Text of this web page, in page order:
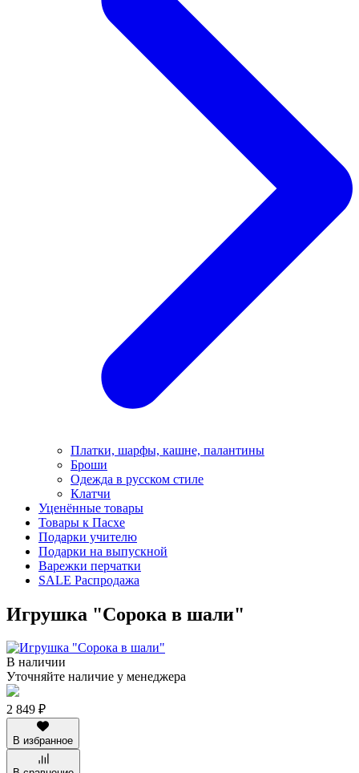
Платки, шарфы, кашне, палантины
Броши
Одежда в русском стиле
Клатчи
Уценённые товары
Товары к Пасхе
Подарки учителю
Подарки на выпускной
Варежки перчатки
SALE Распродажа
Игрушка "Сорока в шали"
В наличии
Уточняйте наличие у менеджера
2 849 ₽
В избранное